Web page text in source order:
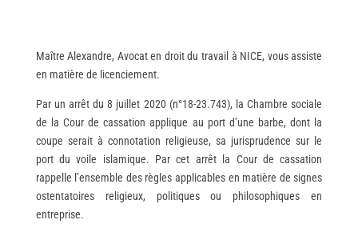
Maître Alexandre, Avocat en droit du travail à NICE, vous assiste
en matière de licenciement.
Par un arrêt du 8 juillet 2020 (n°18-23.743), la Chambre sociale
de la Cour de cassation applique au port d’une barbe, dont la
coupe serait à connotation religieuse, sa jurisprudence sur le
port du voile islamique. Par cet arrêt la Cour de cassation
rappelle l’ensemble des règles applicables en matière de signes
ostentatoires religieux, politiques ou philosophiques en
entreprise.